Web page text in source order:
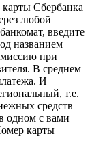
карты Сбербанка
любой
введите
названием
при
В среднем
И
т.е.
средств
одном с вами
карты